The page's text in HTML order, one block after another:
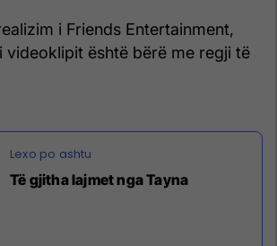
i Friends Entertainment,
videoklipit është bërë me regji të
Të gjitha lajmet nga Tayna